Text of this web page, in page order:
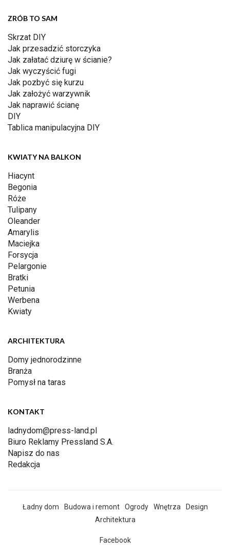
ZRÓB TO SAM
Skrzat DIY
Jak przesadzić storczyka
Jak załatać dziurę w ścianie?
Jak wyczyścić fugi
Jak pozbyć się kurzu
Jak założyć warzywnik
Jak naprawić ścianę
DIY
Tablica manipulacyjna DIY
KWIATY NA BALKON
Hiacynt
Begonia
Róże
Tulipany
Oleander
Amarylis
Maciejka
Forsycja
Pelargonie
Bratki
Petunia
Werbena
Kwiaty
ARCHITEKTURA
Domy jednorodzinne
Branża
Pomysł na taras
KONTAKT
ladnydom@press-land.pl
Biuro Reklamy Pressland S.A.
Napisz do nas
Redakcja
Ładny dom Budowa i remont Ogrody Wnętrza
Design
Architektura
Facebook